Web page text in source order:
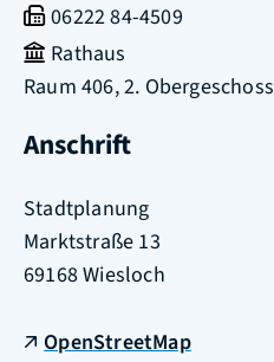
06222 84-4509
Rathaus
Raum 406, 2. Obergeschoss
Anschrift
Stadtplanung
Marktstraße 13
69168Wiesloch
OpenStreetMap